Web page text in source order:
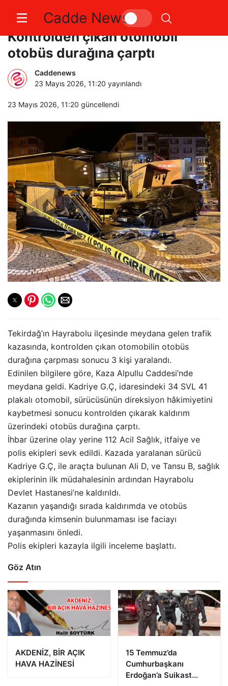
Cadde News
Tekirdağ’da faciadan dönüldü:
Kontrolden çıkan otomobil
otobüs durağına çarptı
Caddenews
23 Mayıs 2026, 11:20 yayınlandı
23 Mayıs 2026, 11:20 güncellendi
Tekirdağ’ın Hayrabolu ilçesinde meydana gelen trafik
kazasında, kontrolden çıkan otomobilin otobüs
durağına çarpması sonucu 3 kişi yaralandı.
Edinilen bilgilere göre, Kaza Alpullu Caddesi’nde
meydana geldi. Kadriye G.Ç, idaresindeki 34 SVL 41
plakalı otomobil, sürücüsünün direksiyon hâkimiyetini
kaybetmesi sonucu kontrolden çıkarak kaldırım
üzerindeki otobüs durağına çarptı.
İhbar üzerine olay yerine 112 Acil Sağlık, itfaiye ve
polis ekipleri sevk edildi. Kazada yaralanan sürücü
Kadriye G.Ç, ile araçta bulunan Ali D, ve Tansu B, sağlık
ekiplerinin ilk müdahalesinin ardından Hayrabolu
Devlet Hastanesi’ne kaldırıldı.
Kazanın yaşandığı sırada kaldırımda ve otobüs
durağında kimsenin bulunmaması ise faciayı
yaşanmasını önledi.
Polis ekipleri kazayla ilgili inceleme başlattı.
Göz Atın
AKDENİZ, BİR AÇIK
HAVA HAZİNESİ
15 Temmuz’da
Cumhurbaşkanı
Erdoğan’a Suikast